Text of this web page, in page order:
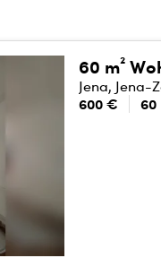
60 m²
Jena, Jena-
600 € 60